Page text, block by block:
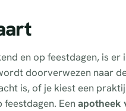
en op feestdagen, is
doorverwezen naar
is, of je kiest een
Eenapotheek